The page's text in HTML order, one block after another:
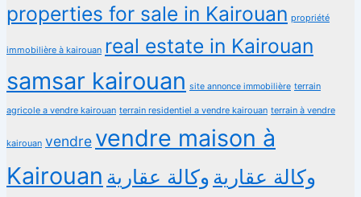
properties for sale in Kairouan propriété
immobilière à kairouan real estate in Kairouan
samsar kairouan site annonce immobilière terrain
agricole a vendre kairouan terrain residentiel a vendre kairouan terrain à vendre
kairouan vendre vendre maison à
Kairouan
وكالة عقارية وكالة عقارية